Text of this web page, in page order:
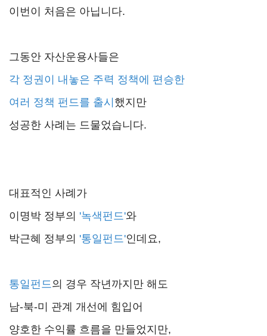
이번이 처음은 아닙니다.
그동안 자산운용사들은
각 정권이 내놓은 주력 정책에 편승한
여러 정책 펀드를 출시 했지만
성공한 사례는 드물었습니다.
대표적인 사례가
이명박 정부의 '녹색펀드'와
박근혜 정부의 '통일펀드'인데요,
통일펀드 의 경우 작년까지만 해도
남-북-미 관계 개선에 힘입어
양호한 수익률 흐름을 만들었지만,